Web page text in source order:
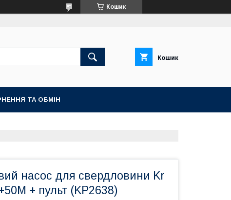
Кошик
Кошик
ТА ОБМІН
насос для свердловини Kr
+ пульт (KP2638)